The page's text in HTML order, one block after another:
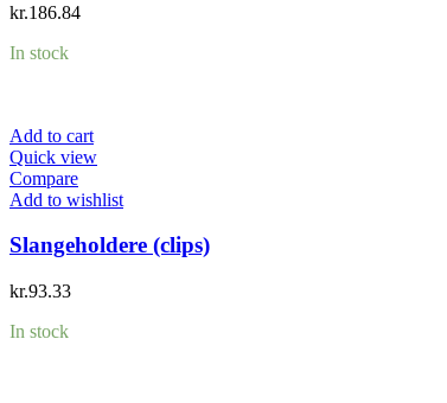
kr.186.84
In stock
Add to cart
Quick view
Compare
Add to wishlist
Slangeholdere (clips)
kr.93.33
In stock